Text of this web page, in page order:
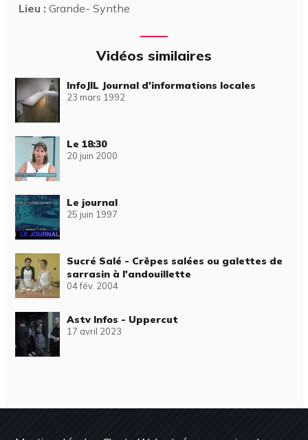
Lieu : Grande- Synthe
Vidéos similaires
InfoJIL Journal d'informations locales
23 mars 1992
Le 18:30
20 juin 2000
Le journal
25 juin 1997
Sucré Salé - Crêpes salées ou galettes de
sarrasin à l'andouillette
04 fév. 2004
Astv Infos - Uppercut
17 avril 2023